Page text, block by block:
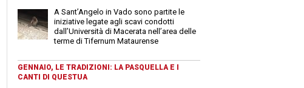
A Sant’Angelo in Vado sono partite le
iniziative legate agli scavi condotti
dall’Università di Macerata nell’area delle
terme di Tifernum Mataurense
GENNAIO, LE TRADIZIONI: LA PASQUELLA E I
CANTI DI QUESTUA